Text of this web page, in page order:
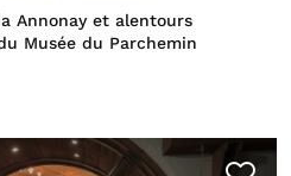
Annonay et alentours
Musée du Parchemin